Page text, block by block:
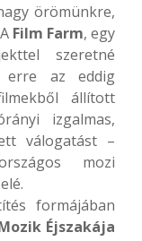
örömünkre,
Film Farm, egy
szeretné
erre az eddig
állított
izgalmas,
válogatást –
mozi
formájában
Éjszakája